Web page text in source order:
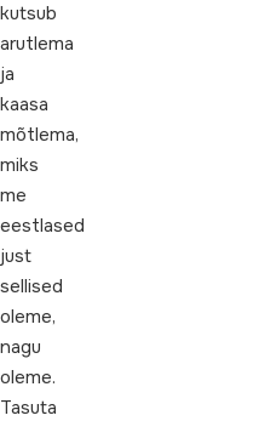
kutsub
arutlema
ja
kaasa
mõtlema,
miks
me
eestlased
just
sellised
oleme,
nagu
oleme.
Tasuta